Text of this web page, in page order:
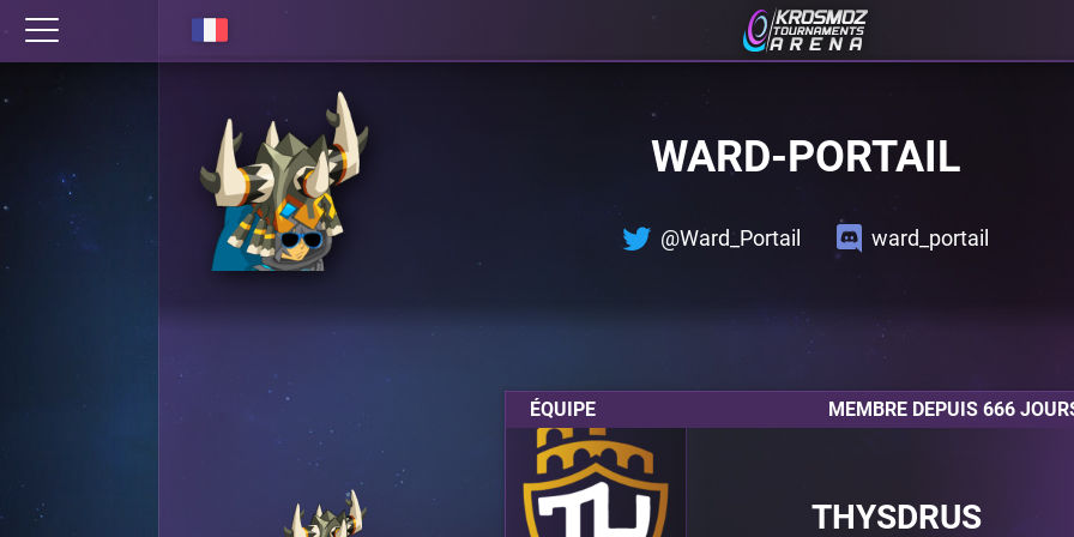
WARD-PORTAIL
@Ward_Portail ward_portail
ÉQUIPE MEMBRE DEPUIS 666
THYSDRUS